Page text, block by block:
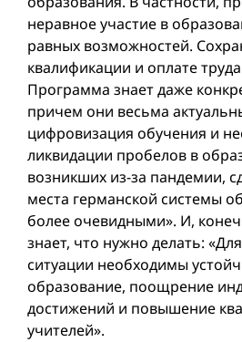
неравное участие в
равных возможностей.
квалификации и оплате
Программа знает даже
причем они весьма
цифровизация обучения и
ликвидации пробелов в
возникших из-за пандемии,
места германской системы
более очевидными». И,
знает, что нужно делать:
ситуации необходимы
образование, поощрение
достижений и повышение
учителей».